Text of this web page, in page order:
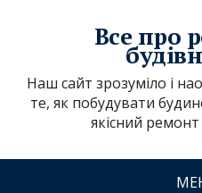
Все про
Наш сайт зрозуміло і
те, як побудувати
якісний